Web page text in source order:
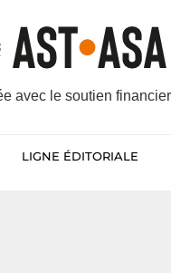
avec le soutien
LIGNE ÉDITORIALE